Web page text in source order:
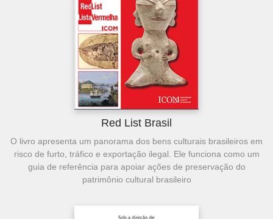
Red List Brasil
O livro apresenta um panorama dos bens culturais brasileiros em
risco de furto, tráfico e exportação ilegal. Ele funciona como um
guia de referência para apoiar ações de preservação do
patrimônio cultural brasileiro